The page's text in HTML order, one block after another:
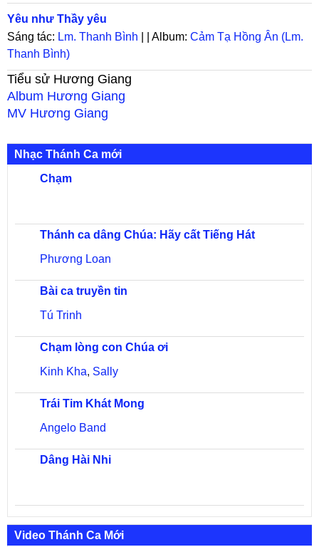
Yêu như Thầy yêu
Sáng tác: Lm. Thanh Bình | | Album: Cảm Tạ Hồng Ân (Lm.
Thanh Bình)
Tiểu sử Hương Giang
Album Hương Giang
MV Hương Giang
Nhạc Thánh Ca mới
Chạm
Thánh ca dâng Chúa: Hãy cất Tiếng Hát
Phương Loan
Bài ca truyền tin
Tú Trinh
Chạm lòng con Chúa ơi
Kinh Kha, Sally
Trái Tim Khát Mong
Angelo Band
Dâng Hài Nhi
Video Thánh Ca Mới